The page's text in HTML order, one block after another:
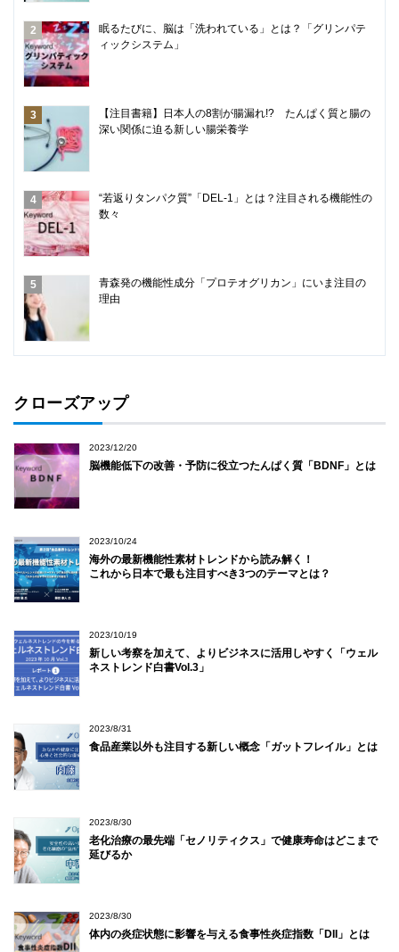
眠るたびに、脳は「洗われている」とは？「グリンパテ
ィックシステム」
【注目書籍】日本人の8割が腸漏れ!? たんぱく質と腸の
深い関係に迫る新しい腸栄養学
“若返りタンパク質”「DEL-1」とは？注目される機能性の
数々
青森発の機能性成分「プロテオグリカン」にいま注目の
理由
クローズアップ
2023/12/20
脳機能低下の改善・予防に役立つたんぱく質「BDNF」とは
2023/10/24
海外の最新機能性素材トレンドから読み解く！
これから日本で最も注目すべき3つのテーマとは？
2023/10/19
新しい考察を加えて、よりビジネスに活用しやすく「ウェル
ネストレンド白書Vol.3」
2023/8/31
食品産業以外も注目する新しい概念「ガットフレイル」とは
2023/8/30
老化治療の最先端「セノリティクス」で健康寿命はどこまで
延びるか
2023/8/30
体内の炎症状態に影響を与える食事性炎症指数「DII」とは